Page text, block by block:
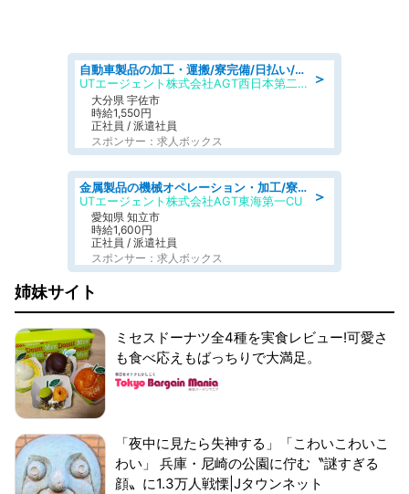
＞
自動車製品の加工・運搬/寮完備/日払い/工場・製造
UTエージェント株式会社AGT西日本第二CU
大分県 宇佐市
時給1,550円
正社員 / 派遣社員
スポンサー：求人ボックス
＞
金属製品の機械オペレーション・加工/寮完備/日払い/工場・製造
UTエージェント株式会社AGT東海第一CU
愛知県 知立市
時給1,600円
正社員 / 派遣社員
スポンサー：求人ボックス
姉妹サイト
ミセスドーナツ全4種を実食レビュー!可愛さ
も食べ応えもばっちりで大満足。
「夜中に見たら失神する」「こわいこわいこ
わい」 兵庫・尼崎の公園に佇む〝謎すぎる
顔〟に1.3万人戦慄|Jタウンネット